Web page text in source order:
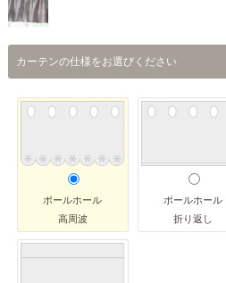
カーテンの仕様をお選びください
ポールホール
高周波
ポールホール
折り返し